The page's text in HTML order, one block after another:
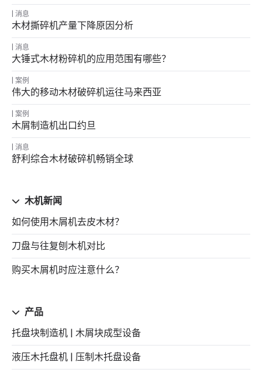
消息
木材撕碎机产量下降原因分析
消息
大锤式木材粉碎机的应用范围有哪些？
案例
伟大的移动木材破碎机运往马来西亚
案例
木屑制造机出口约旦
消息
舒利综合木材破碎机畅销全球
木机新闻
如何使用木屑机去皮木材？
刀盘与往复刨木机对比
购买木屑机时应注意什么？
产品
托盘块制造机 | 木屑块成型设备
液压木托盘机 | 压制木托盘设备